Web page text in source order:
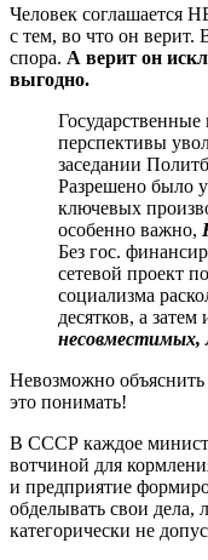
Человек соглашается
с тем, во что он верит.
спора. А верит он
выгодно.
перспективы
заседании
Разрешено было
ключевых
особенно важно,
Без гос.
сетевой проект
социализма
десятков, а затем
несовместимых,
Невозможно
это понимать!
В СССР каждое
вотчиной для
и предприятие
обделывать свои
категорически не